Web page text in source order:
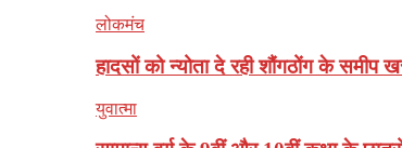
लोकमंच
हादसों को न्योता दे रही शौंगठोंग के समीप
युवात्मा